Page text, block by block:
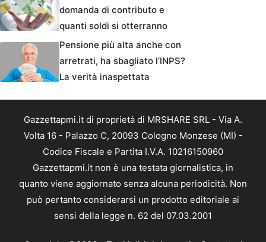
domanda di contributo e
quanti soldi si otterranno
Pensione più alta anche con
arretrati, ha sbagliato l’INPS?
La verità inaspettata
Gazzettapmi.it di proprietà di MRSHARE SRL - Via A.
Volta 16 - Palazzo C, 20093 Cologno Monzese (MI) -
Codice Fiscale e Partita I.V.A. 10216150960
Gazzettapmi.it non è una testata giornalistica, in
quanto viene aggiornato senza alcuna periodicità. Non
può pertanto considerarsi un prodotto editoriale ai
sensi della legge n. 62 del 07.03.2001